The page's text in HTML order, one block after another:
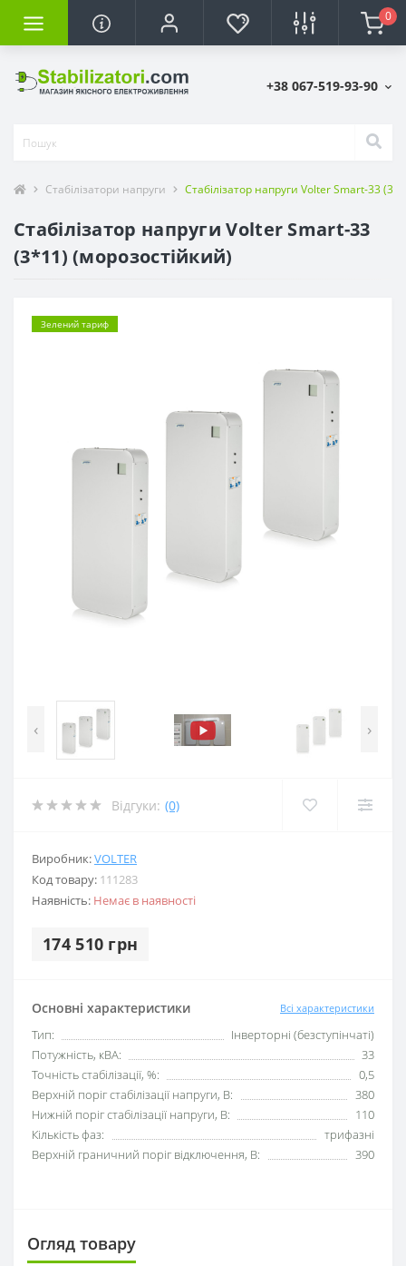
0
+38 067-519-93-90
Стабілізатори напруги Стабілізатор напруги Volter Smart-33
Стабілізатор напруги Volter Smart-33
(3*11) (морозостійкий)
Зелений тариф
‹ ›
Відгуки: (0)
Виробник:VOLTER
Код товару: 111283
Наявність: Немає в наявності
174 510 грн
Основні характеристики Всі характеристики
Тип:
Інверторні (безступінчаті)
Потужність, кВА:
33
Точність стабілізації, %:
0,5
Верхній поріг стабілізації напруги, В:
380
Нижній поріг стабілізації напруги, В:
110
Кількість фаз:
трифазні
Верхній граничний поріг відключення, В:
390
Огляд товару